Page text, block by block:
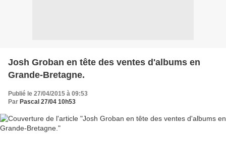
Josh Groban en tête des ventes d'albums en
Grande-Bretagne.
Publié le 27/04/2015 à 09:53
Par Pascal 27/04 10h53